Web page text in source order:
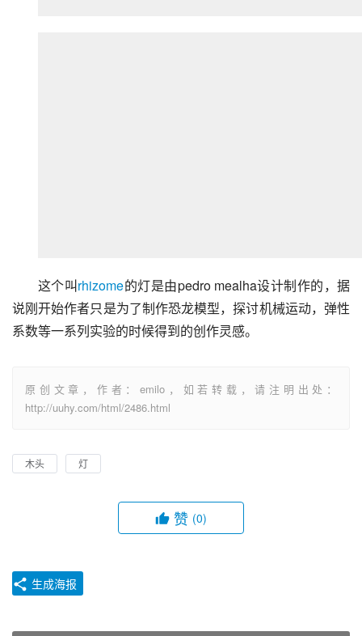
这个叫rhizome的灯是由pedro mealha设计制作的，据
说刚开始作者只是为了制作恐龙模型，探讨机械运动，弹性
系数等一系列实验的时候得到的创作灵感。
原创文章，作者：emilo，如若转载，请注明出处：
http://uuhy.com/html/2486.html
木头 灯
赞 (0)
生成海报